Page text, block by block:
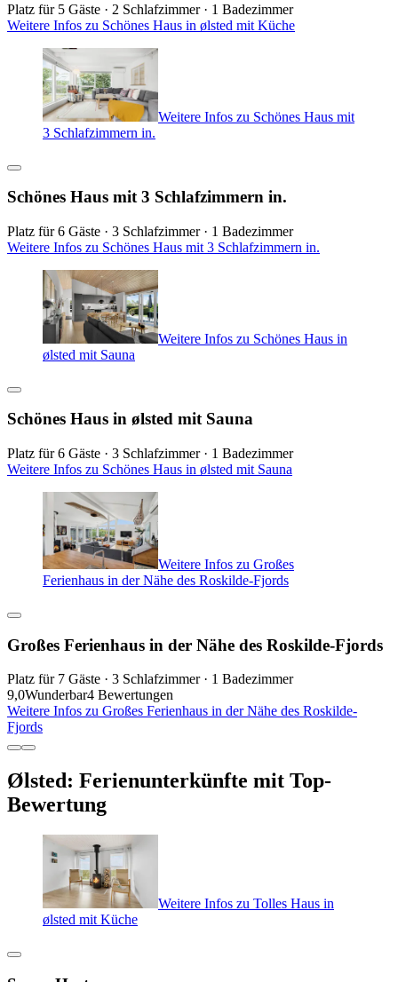
Platz für 5 Gäste · 2 Schlafzimmer · 1 Badezimmer
Weitere Infos zu Schönes Haus in ølsted mit Küche
Weitere Infos zu Schönes Haus mit
3 Schlafzimmern in.
Schönes Haus mit 3 Schlafzimmern in.
Platz für 6 Gäste · 3 Schlafzimmer · 1 Badezimmer
Weitere Infos zu Schönes Haus mit 3 Schlafzimmern in.
Weitere Infos zu Schönes Haus in
ølsted mit Sauna
Schönes Haus in ølsted mit Sauna
Platz für 6 Gäste · 3 Schlafzimmer · 1 Badezimmer
Weitere Infos zu Schönes Haus in ølsted mit Sauna
Weitere Infos zu Großes
Ferienhaus in der Nähe des Roskilde-Fjords
Großes Ferienhaus in der Nähe des Roskilde-Fjords
Platz für 7 Gäste · 3 Schlafzimmer · 1 Badezimmer
9,0Wunderbar4 Bewertungen
Weitere Infos zu Großes Ferienhaus in der Nähe des Roskilde-
Fjords
Ølsted: Ferienunterkünfte mit Top-
Bewertung
Weitere Infos zu Tolles Haus in
ølsted mit Küche